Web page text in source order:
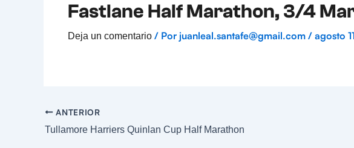
Fastlane Half Marathon, 3/4
Deja un comentario / Por juanleal.santafe@gmail.com / agosto
ANTERIOR
Tullamore Harriers Quinlan Cup Half Marathon